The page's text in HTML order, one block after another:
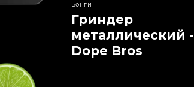
Бонги
Гриндер
металлический -
Dope Bros